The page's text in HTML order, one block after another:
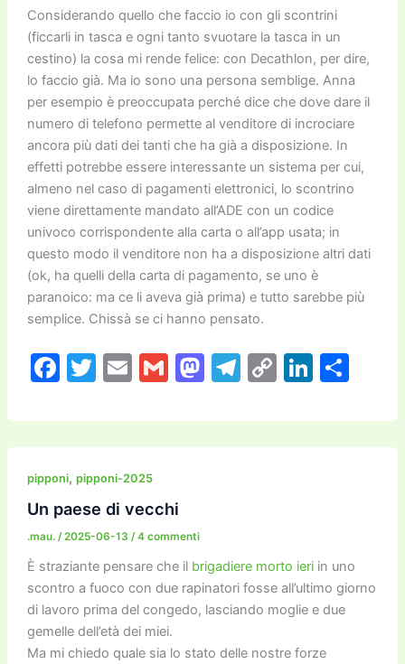
Considerando quello che faccio io con gli scontrini
(ficcarli in tasca e ogni tanto svuotare la tasca in un
cestino) la cosa mi rende felice: con Decathlon, per dire,
lo faccio già. Ma io sono una persona semblige. Anna
per esempio è preoccupata perché dice che dove dare il
numero di telefono permette al venditore di incrociare
ancora più dati dei tanti che ha già a disposizione. In
effetti potrebbe essere interessante un sistema per cui,
almeno nel caso di pagamenti elettronici, lo scontrino
viene direttamente mandato all’ADE con un codice
univoco corrispondente alla carta o all’app usata; in
questo modo il venditore non ha a disposizione altri dati
(ok, ha quelli della carta di pagamento, se uno è
paranoico: ma ce li aveva già prima) e tutto sarebbe più
semplice. Chissà se ci hanno pensato.
F
c
e
b
o
o
k
T
itt
er
E
ai
l
G
ai
l
M
st
o
T
e
gr
C
p
y
Li
k
e
C
n
di
pipponi, pipponi-2025
Un paese di vecchi
.mau. /2025-06-13 /4 commenti
È straziante pensare che il brigadiere morto ieriin uno
scontro a fuoco con due rapinatori fosse all’ultimo giorno
di lavoro prima del congedo, lasciando moglie e due
gemelle dell’età dei miei.
Ma mi chiedo quale sia lo stato delle nostre forze